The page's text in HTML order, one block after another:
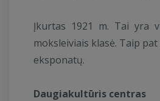
Įkurtas 1921 m. Tai yra
moksleiviais klasė. Taip
eksponatų.
Daugiakultūris centras